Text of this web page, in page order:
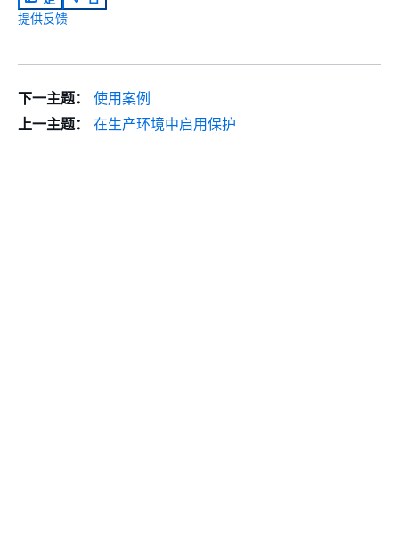
提供反馈
下一主题：
使用案例
上一主题：
在生产环境中启用保护